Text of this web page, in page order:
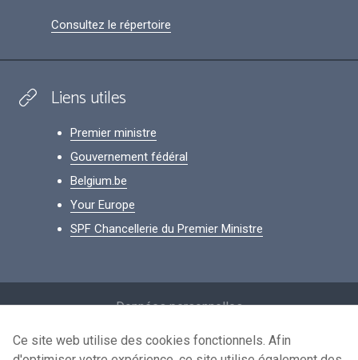
Consultez le répertoire
Liens utiles
Premier ministre
Gouvernement fédéral
Belgium.be
Your Europe
SPF Chancellerie du Premier Ministre
Données personnelles
Conditions de réutilisation
Ce site web utilise des cookies fonctionnels. Afin